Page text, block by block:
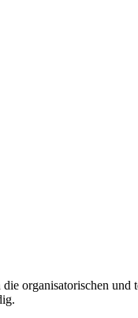
organisatorischen und